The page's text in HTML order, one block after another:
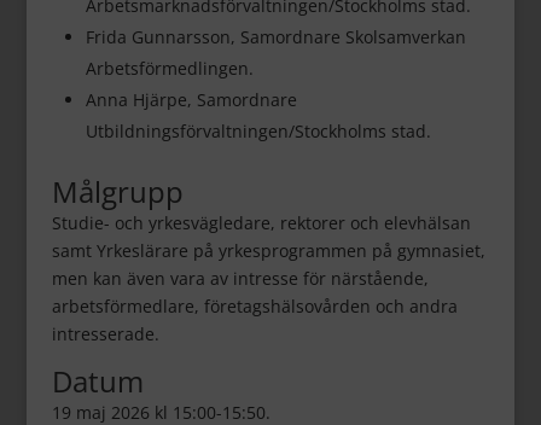
Arbetsmarknadsförvaltningen/Stockholms stad.
Frida Gunnarsson, Samordnare Skolsamverkan
Arbetsförmedlingen.
Anna Hjärpe, Samordnare
Utbildningsförvaltningen/Stockholms stad.
Målgrupp
Studie- och yrkesvägledare, rektorer och elevhälsan
samt Yrkeslärare på yrkesprogrammen på gymnasiet,
men kan även vara av intresse för närstående,
arbetsförmedlare, företagshälsovården och andra
intresserade.
Datum
19 maj 2026 kl 15:00-15:50.